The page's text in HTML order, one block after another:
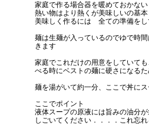
家庭で作る場合器を暖めておかな
熱い物はより熱くが美味しいの基本
美味しく作るには 全ての準備をし
麺は生麺が入っているのでゆで時
きます
家庭でこれだけの用意をしていて
べる時にベストの麺に硬さになる
麺を湯がいて約一分、ここで丼に
ここでポイント
液体スープの原液には旨みの油分
しごいてください．．．．これ忘